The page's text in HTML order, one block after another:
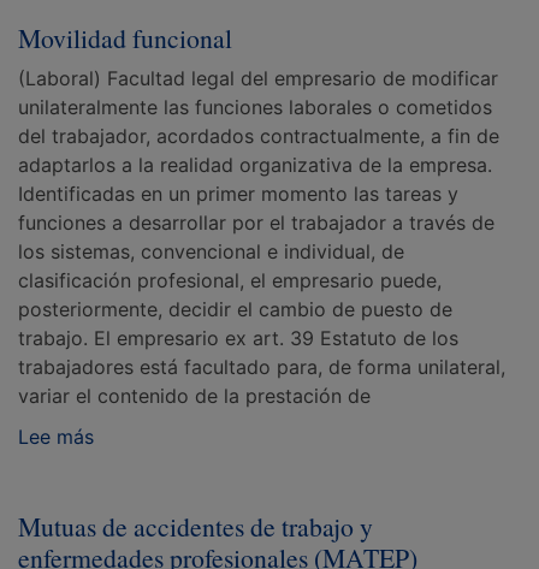
Movilidad funcional
(Laboral) Facultad legal del empresario de modificar
unilateralmente las funciones laborales o cometidos
del trabajador, acordados contractualmente, a fin de
adaptarlos a la realidad organizativa de la empresa.
Identificadas en un primer momento las tareas y
funciones a desarrollar por el trabajador a través de
los sistemas, convencional e individual, de
clasificación profesional, el empresario puede,
posteriormente, decidir el cambio de puesto de
trabajo. El empresario ex art. 39 Estatuto de los
trabajadores está facultado para, de forma unilateral,
variar el contenido de la prestación de
Lee más
Mutuas de accidentes de trabajo y
enfermedades profesionales (MATEP)